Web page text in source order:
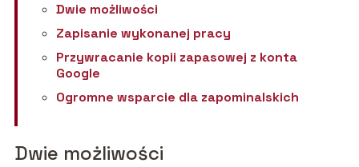
Dwie możliwości
Zapisanie wykonanej pracy
Przywracanie kopii zapasowej z konta
Google
Ogromne wsparcie dla zapominalskich
Dwie możliwości